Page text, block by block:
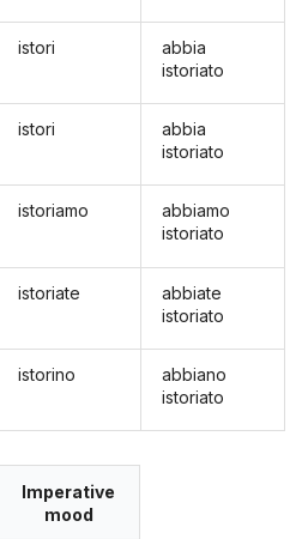
istori
istori
istoriamo
istoriate
istorino
abbia
istoriato
abbia
istoriato
abbiamo
istoriato
abbiate
istoriato
abbiano
istoriato
Imperative
mood